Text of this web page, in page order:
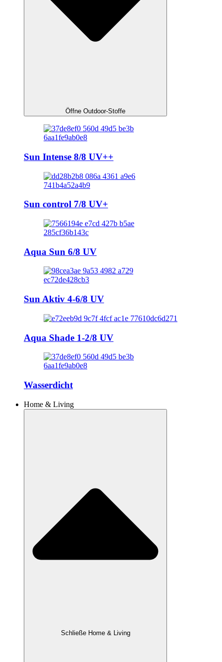
Öffne Outdoor-Stoffe
Sun Intense 8/8 UV++
Sun control 7/8 UV+
Aqua Sun 6/8 UV
Sun Aktiv 4-6/8 UV
Aqua Shade 1-2/8 UV
Wasserdicht
Home & Living
Schließe Home & Living